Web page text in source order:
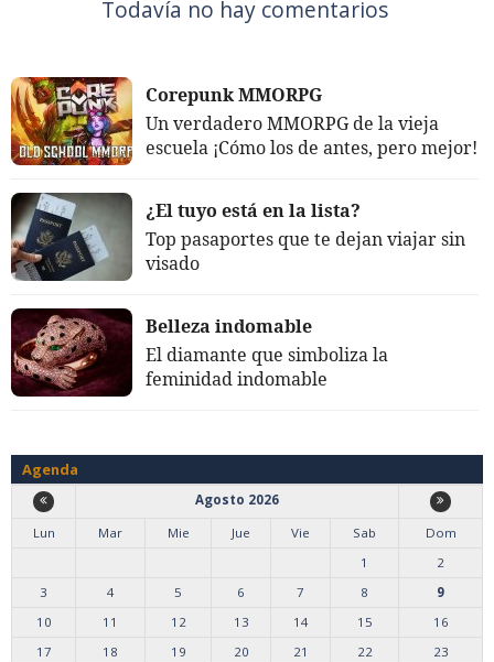
Todavía no hay comentarios
Corepunk MMORPG
Un verdadero MMORPG de la vieja
escuela ¡Cómo los de antes, pero mejor!
¿El tuyo está en la lista?
Top pasaportes que te dejan viajar sin
visado
Belleza indomable
El diamante que simboliza la
feminidad indomable
Agenda
Agosto 2026
Lun
Mar Mie Jue Vie Sab
Dom
1
2
3
4 5 6 7 8
9
10
11 12 13 14 15
16
17
18 19 20 21 22
23